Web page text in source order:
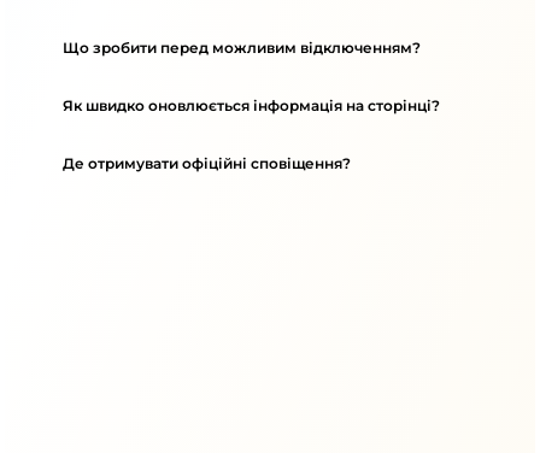
Що зробити перед можливим відключенням?
Як швидко оновлюється інформація на сторінці?
Де отримувати офіційні сповіщення?